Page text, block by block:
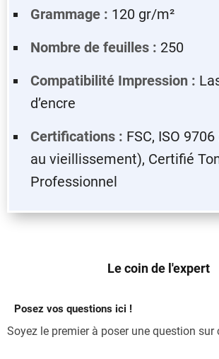
Grammage : 120 gr/m²
Nombre de feuilles : 250
Compatibilité Impression :
d’encre
Certifications : FSC, ISO
au vieillissement), Certifié
Professionnel
Le coin de l'expert
Posez vos questions ici !
Soyez le premier à poser une question sur